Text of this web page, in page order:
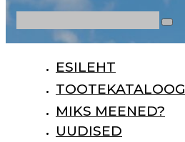
ESILEHT
TOOTEKATALOOG
MIKS MEENED?
UUDISED